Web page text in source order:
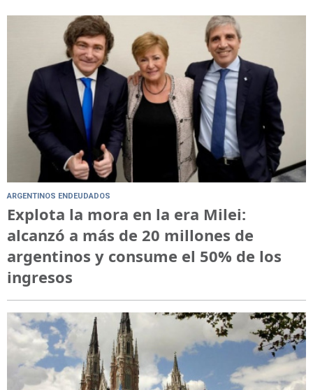
ARGENTINOS ENDEUDADOS
Explota la mora en la era Milei:
alcanzó a más de 20 millones de
argentinos y consume el 50% de los
ingresos